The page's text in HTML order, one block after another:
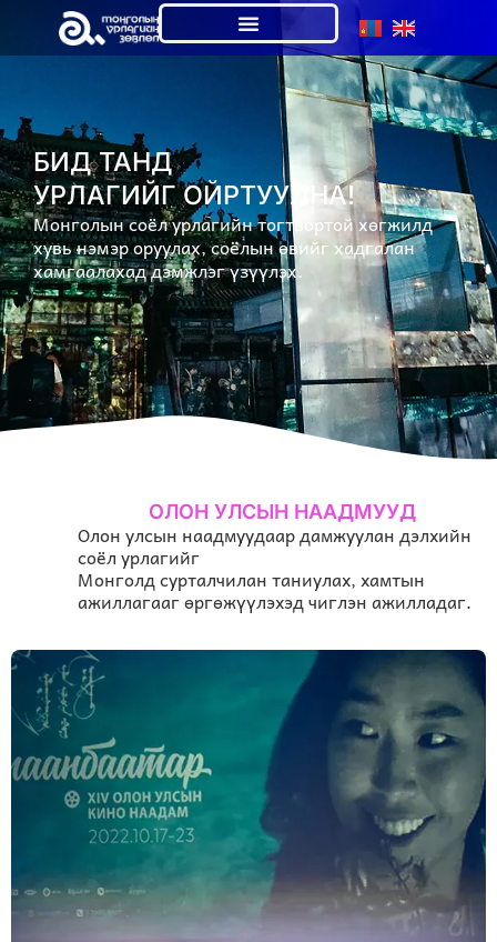
БИД ТАНД
УРЛАГИЙГ ОЙРТУУЛНА!
Монголын соёл урлагийн тогтвортой хөгжилд
хувь нэмэр оруулах, соёлын өвийг хадгалан
хамгаалахад дэмжлэг үзүүлэх.
ОЛОН УЛСЫН НААДМУУД
Олон улсын наадмуудаар дамжуулан дэлхийн
соёл урлагийг
Монголд сурталчилан таниулах, хамтын
ажиллагааг өргөжүүлэхэд чиглэн ажилладаг.